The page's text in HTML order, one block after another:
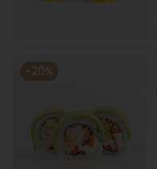
-20%